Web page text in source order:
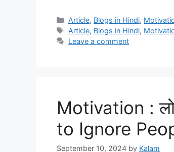
c
e
k
st
o
ai
l
ar
e
Article, Blogs in Hindi,
Article, Blogs in Hindi,
Leave a comment
Motivation :
to Ignore
September 10, 2024 by Kalam